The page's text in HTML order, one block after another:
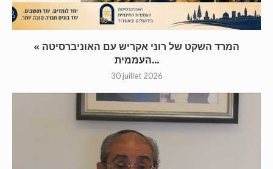
« המרד השקט של רוני אקריש עם האוניברסיטה
העממית...
30 juillet 2026